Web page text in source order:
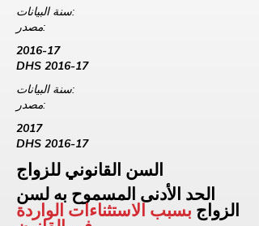
سنة البيانات:
مصدر:
2016-17
DHS 2016-17
سنة البيانات:
مصدر:
2017
DHS 2016-17
السن القانوني للزواج
الحد الأدنى المسموح به لسن
الزواج بسبب الاستثناءات الواردة